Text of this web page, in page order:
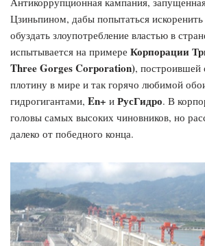
Цзиньпином, дабы попытаться искоренить
обуздать злоупотребление властью в
испытывается на примере Корпорации
Three Gorges Corporation),
плотину в мире и так горячо любимой
гидрогигантами, En+ и РусГидро. В
головы самых высоких чиновников, но
далеко от победного конца.